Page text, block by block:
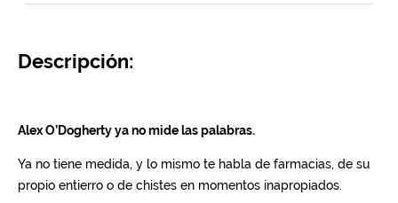
Descripción: